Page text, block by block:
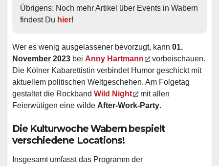
Übrigens: Noch mehr Artikel über Events in Wabern
findest Du hier!
Wer es wenig ausgelassener bevorzugt, kann 01.
November 2023 bei Anny Hartmann
vorbeischauen.
Die Kölner Kabarettistin verbindet Humor geschickt mit
aktuellem politischen Weltgeschehen. Am Folgetag
gestaltet die Rockband Wild Night
mit allen
Feierwütigen eine wilde After-Work-Party.
Die Kulturwoche Wabern bespielt
verschiedene Locations!
Insgesamt umfasst das Programm der